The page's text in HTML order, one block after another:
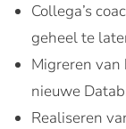
Collega’s
geheel te
Migreren van
nieuwe
Realiseren